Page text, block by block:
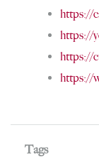
https://
https://
https://
https://
Tags